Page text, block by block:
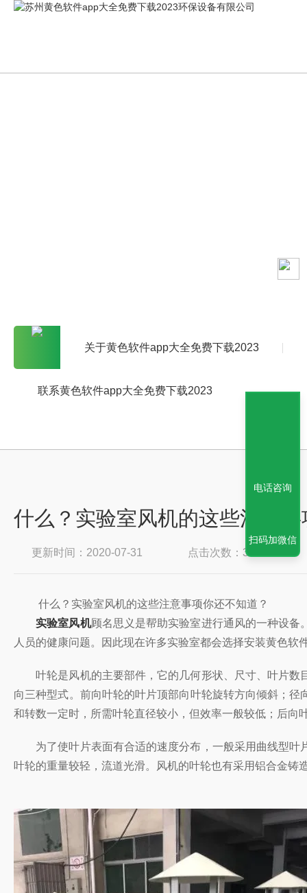
关于黄色软件app大全免费下载2023
联系黄色软件app大全免费下载2023
什么？实验室风机的这些注意
更新时间：2020-07-31 点击次数：3277
什么？实验室风机的这些注意事项你还不知道？
实验室风机顾名思义是帮助实验室进行通风的一种设备
人员的健康问题。因此现在许多实验室都会选择安装黄色
叶轮是风机的主要部件，它的几何形状、尺寸、叶片数
向三种型式。前向叶轮的叶片顶部向叶轮旋转方向倾斜；
和转数一定时，所需叶轮直径较小，但效率一般较低；后向叶
为了使叶片表面有合适的速度分布，一般采用曲线型叶片
叶轮的重量较轻，流道光滑。风机的叶轮也有采用铝合金铸造
电话咨询
扫码加微信